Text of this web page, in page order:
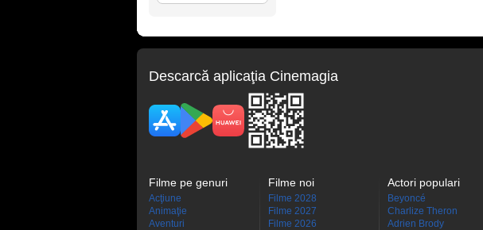
Descarcă aplicaţia Cinemagia
Filme pe genuri
Acţiune
Animaţie
Aventuri
Filme noi
Filme 2028
Filme 2027
Filme 2026
Actori populari
Beyoncé
Charlize Theron
Adrien Brody